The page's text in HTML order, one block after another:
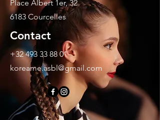
Place Albert 1er, 32
6183 Courcelles
Contact
+32 493 33 88 01
koreame.asbl@gmail.com